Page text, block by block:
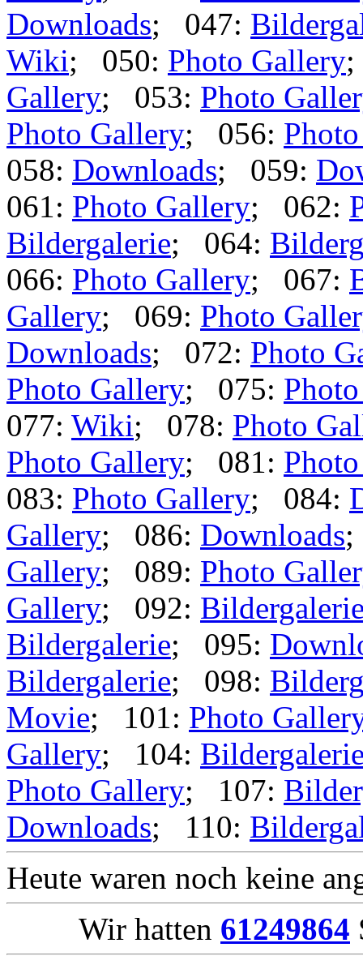
Downloads; 047:
Wiki; 050: Photo Gallery
Gallery; 053: Photo
Photo Gallery; 056:
058: Downloads; 059:
061: Photo Gallery; 062:
Bildergalerie; 064:
066: Photo Gallery; 067:
Gallery; 069: Photo
Downloads; 072: Photo
Photo Gallery; 075:
077: Wiki; 078: Photo
Photo Gallery; 081:
083: Photo Gallery; 084:
Gallery; 086: Downloads
Gallery; 089: Photo
Gallery; 092:
Bildergalerie; 095:
Bildergalerie; 098:
Movie; 101: Photo
Gallery; 104:
Photo Gallery; 107:
Downloads; 110:
Heute waren noch keine
Wir hatten 61249864